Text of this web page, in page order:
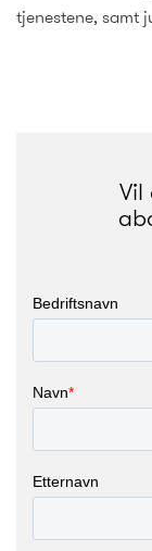
tjenestene, samt
Vil